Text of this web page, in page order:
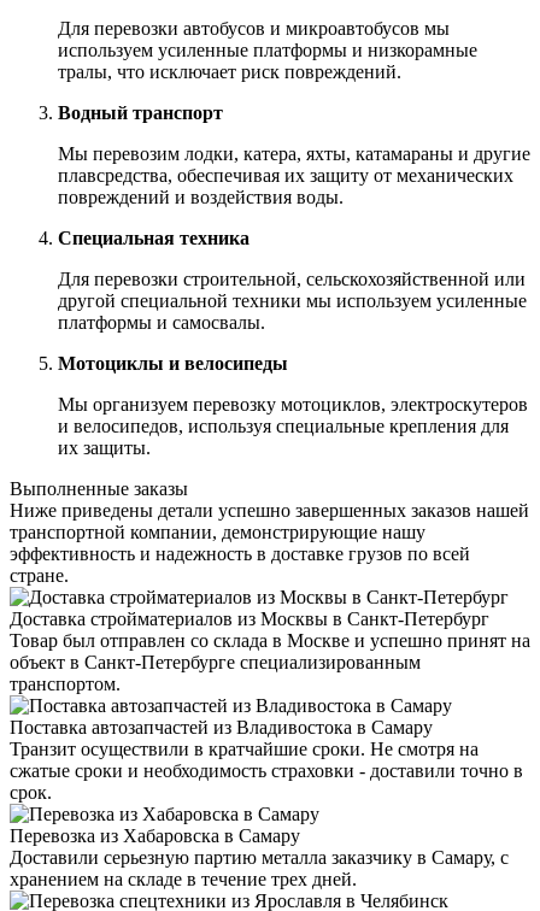
Для перевозки автобусов и микроавтобусов мы
используем усиленные платформы и низкорамные
тралы, что исключает риск повреждений.
Водный транспорт
Мы перевозим лодки, катера, яхты, катамараны и другие
плавсредства, обеспечивая их защиту от механических
повреждений и воздействия воды.
Специальная техника
Для перевозки строительной, сельскохозяйственной или
другой специальной техники мы используем усиленные
платформы и самосвалы.
Мотоциклы и велосипеды
Мы организуем перевозку мотоциклов, электроскутеров
и велосипедов, используя специальные крепления для
их защиты.
Выполненные заказы
Ниже приведены детали успешно завершенных заказов нашей
транспортной компании, демонстрирующие нашу
эффективность и надежность в доставке грузов по всей
стране.
Доставка стройматериалов из Москвы в Санкт-Петербург
Товар был отправлен со склада в Москве и успешно принят на
объект в Санкт-Петербурге специализированным
транспортом.
Поставка автозапчастей из Владивостока в Самару
Транзит осуществили в кратчайшие сроки. Не смотря на
сжатые сроки и необходимость страховки - доставили точно в
срок.
Перевозка из Хабаровска в Самару
Доставили серьезную партию металла заказчику в Самару, с
хранением на складе в течение трех дней.